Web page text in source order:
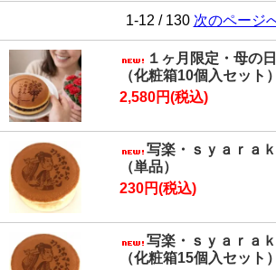
1-12 / 130 次のページ
１ヶ月限定・母の
（化粧箱10個入セット）
2,580円(税込)
写楽・ｓｙａｒａ
（単品）
230円(税込)
写楽・ｓｙａｒａ
（化粧箱15個入セット）